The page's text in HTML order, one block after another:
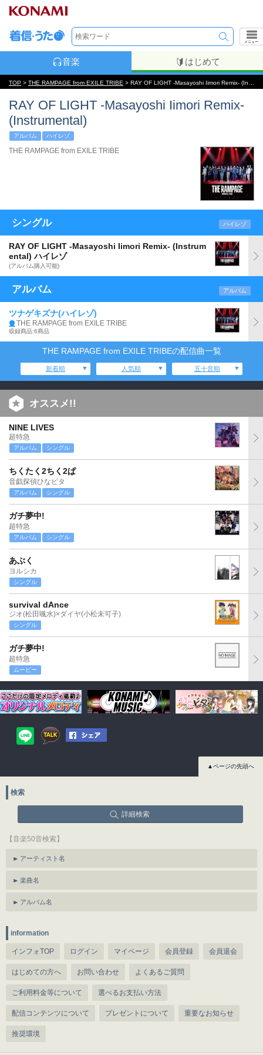
メニュー
音楽 はじめて
TOP > THE RAMPAGE from EXILE TRIBE > RAY OF LIGHT -Masayoshi Iimori Remix- (Instrumental)
RAY OF LIGHT -Masayoshi Iimori Remix-
(Instrumental)
アルバム ハイレゾ
THE RAMPAGE from EXILE TRIBE
シングル ハイレゾ
RAY OF LIGHT -Masayoshi Iimori Remix- (Instrum
ental) ハイレゾ
(アルバム購入可能)
アルバム アルバム
ツナゲキズナ(ハイレゾ)
THE RAMPAGE from EXILE TRIBE
収録商品:6商品
THE RAMPAGE from EXILE TRIBEの配信曲一覧
新着順 人気順 五十音順
オススメ!!
NINE LIVES
超特急
アルバム シングル
ちくたく2ちく2ぱ
音戯探偵ひなビタ
アルバム シングル
ガチ夢中!
超特急
アルバム シングル
あぶく
ヨルシカ
シングル
survival dAnce
ジオ(松田颯水)×ダイヤ(小松未可子)
シングル
ガチ夢中!
超特急
ムービー
▲ページの先頭へ
検索
詳細検索
【音楽50音検索】
アーティスト名
楽曲名
アルバム名
information
インフォTOP ログイン マイページ 会員登録 会員退会
はじめての方へ お問い合わせ よくあるご質問
ご利用料金等について 選べるお支払い方法
配信コンテンツについて プレゼントについて 重要なお知らせ
推奨環境